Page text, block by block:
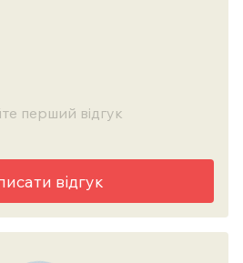
перший відгук
відгук